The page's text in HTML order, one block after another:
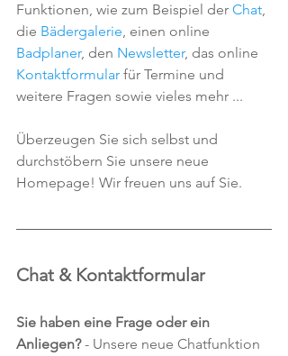
Funktionen, wie zum Beispiel der Chat,
die Bädergalerie, einen online
Badplaner, den Newsletter, das online
Kontaktformular für Termine und
weitere Fragen sowie vieles mehr ...
Überzeugen Sie sich selbst und
durchstöbern Sie unsere neue
Homepage! Wir freuen uns auf Sie.
Chat & Kontaktformular
Sie haben eine Frage oder ein
Anliegen? - Unsere neue Chatfunktion